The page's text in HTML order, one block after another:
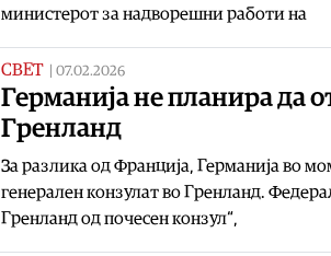
министерот за надворешни работи на
СВЕТ | 07.02.2026
Германија не планира да
Гренланд
За разлика од Франција, Германија во
генерален конзулат во Гренланд.
Гренланд од почесен конзул“,